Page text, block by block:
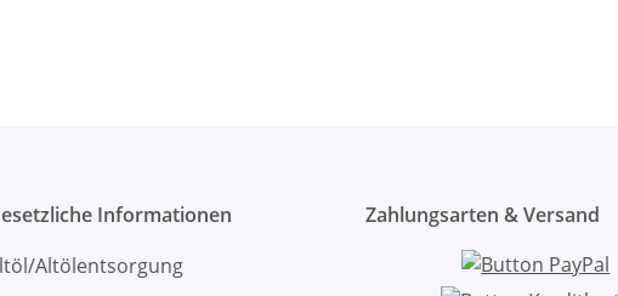
Informationen
Altölentsorgung
Zahlungsarten & Versand